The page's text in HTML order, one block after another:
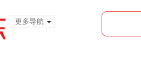
更多导航